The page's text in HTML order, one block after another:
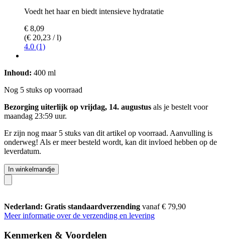
Voedt het haar en biedt intensieve hydratatie
€ 8,09
(€ 20,23 / l)
4.0 (1)
Inhoud: 400 ml
Nog 5 stuks op voorraad
Bezorging uiterlijk op vrijdag, 14. augustus als je bestelt voor
maandag 23:59 uur.
Er zijn nog maar 5 stuks van dit artikel op voorraad. Aanvulling is
onderweg! Als er meer besteld wordt, kan dit invloed hebben op de
leverdatum.
In winkelmandje
Nederland: Gratis standaardverzending vanaf € 79,90
Meer informatie over de verzending en levering
Kenmerken & Voordelen